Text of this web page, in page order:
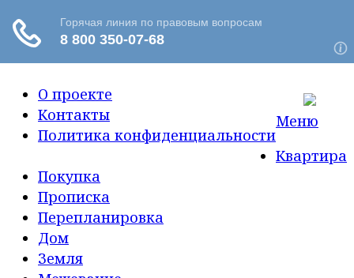
О проекте
Контакты
Политика конфиденциальности
Меню
Квартира
Покупка
Прописка
Перепланировка
Дом
Земля